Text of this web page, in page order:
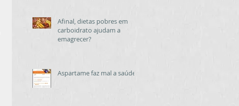
Afinal, dietas pobres em
carboidrato ajudam a
emagrecer?
Aspartame faz mal a saúde?